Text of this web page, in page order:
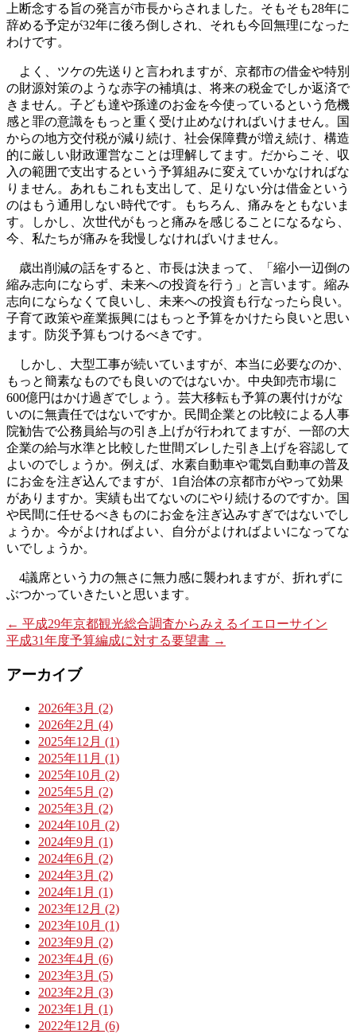
上断念する旨の発言が市長からされました。そもそも28年に
辞める予定が32年に後ろ倒しされ、それも今回無理になった
わけです。
よく、ツケの先送りと言われますが、京都市の借金や特別
の財源対策のような赤字の補填は、将来の税金でしか返済で
きません。子ども達や孫達のお金を今使っているという危機
感と罪の意識をもっと重く受け止めなければいけません。国
からの地方交付税が減り続け、社会保障費が増え続け、構造
的に厳しい財政運営なことは理解してます。だからこそ、収
入の範囲で支出するという予算組みに変えていかなければな
りません。あれもこれも支出して、足りない分は借金という
のはもう通用しない時代です。もちろん、痛みをともないま
す。しかし、次世代がもっと痛みを感じることになるなら、
今、私たちが痛みを我慢しなければいけません。
歳出削減の話をすると、市長は決まって、「縮小一辺倒の
縮み志向にならず、未来への投資を行う」と言います。縮み
志向にならなくて良いし、未来への投資も行なったら良い。
子育て政策や産業振興にはもっと予算をかけたら良いと思い
ます。防災予算もつけるべきです。
しかし、大型工事が続いていますが、本当に必要なのか、
もっと簡素なものでも良いのではないか。中央卸売市場に
600億円はかけ過ぎでしょう。芸大移転も予算の裏付けがな
いのに無責任ではないですか。民間企業との比較による人事
院勧告で公務員給与の引き上げが行われてますが、一部の大
企業の給与水準と比較した世間ズレした引き上げを容認して
よいのでしょうか。例えば、水素自動車や電気自動車の普及
にお金を注ぎ込んでますが、1自治体の京都市がやって効果
がありますか。実績も出てないのにやり続けるのですか。国
や民間に任せるべきものにお金を注ぎ込みすぎではないでし
ょうか。今がよければよい、自分がよければよいになってな
いでしょうか。
4議席という力の無さに無力感に襲われますが、折れずに
ぶつかっていきたいと思います。
← 平成29年京都観光総合調査からみえるイエローサイン
平成31年度予算編成に対する要望書 →
アーカイブ
2026年3月 (2)
2026年2月 (4)
2025年12月 (1)
2025年11月 (1)
2025年10月 (2)
2025年5月 (2)
2025年3月 (2)
2024年10月 (2)
2024年9月 (1)
2024年6月 (2)
2024年3月 (2)
2024年1月 (1)
2023年12月 (2)
2023年10月 (1)
2023年9月 (2)
2023年4月 (6)
2023年3月 (5)
2023年2月 (3)
2023年1月 (1)
2022年12月 (6)